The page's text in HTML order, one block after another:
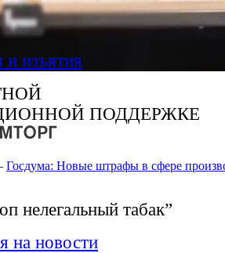
и изъятия
ПОДДЕРЖКЕ
Госдума: Новые штрафы в сфере
нелегальный табак”
на новости